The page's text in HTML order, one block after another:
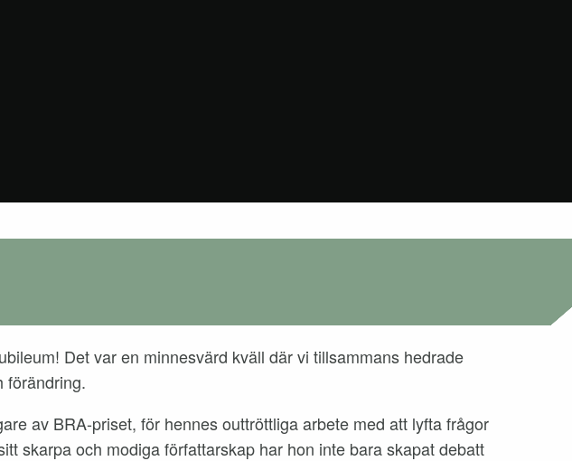
Det var en minnesvärd kväll där vi tillsammans hedrade
förändring.
av BRA-priset, för hennes outtröttliga arbete med att lyfta frågor
skarpa och modiga författarskap har hon inte bara skapat debatt